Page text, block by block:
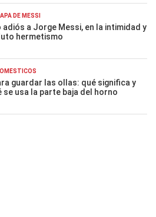
DE MESSI
adiós a Jorge Messi, en la intimidad y
hermetismo
guardar las ollas: qué significa y
se usa la parte baja del horno